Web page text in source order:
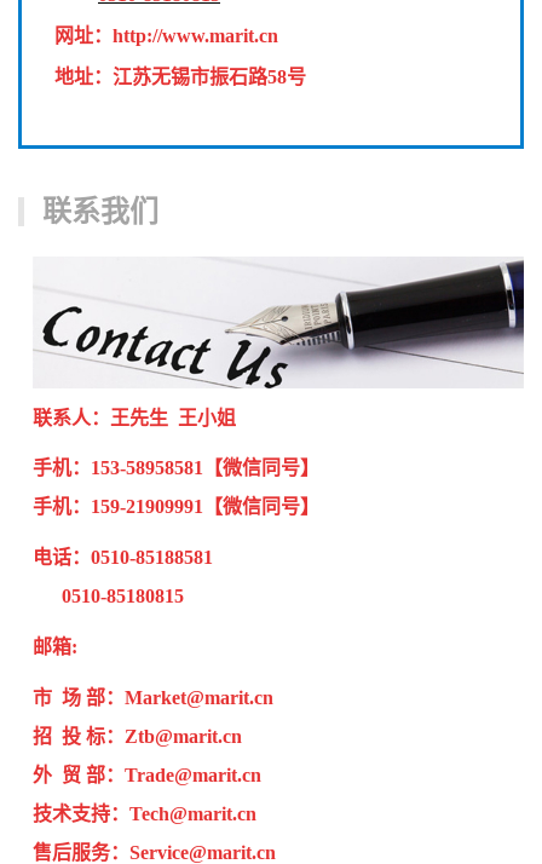
网址： http://www.marit.cn
地址：江苏无锡市振石路58号
联系我们
联系人： 王先生 王小姐
手机： 153-58958581
【微信同号】
手机：159-21909991
【微信同号】
电话： 0510-85188581
0510-85180815
邮箱:
市 场 部：Market@marit.cn
招 投 标：Ztb@marit.cn
外 贸 部：Trade@marit.cn
技术支持：Tech@marit.cn
售后服务：Service@marit.cn